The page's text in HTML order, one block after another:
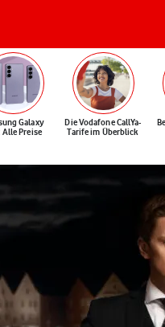
Galaxy
Alle Preise
Die Vodafone CallYa-
Tarife im Überblick